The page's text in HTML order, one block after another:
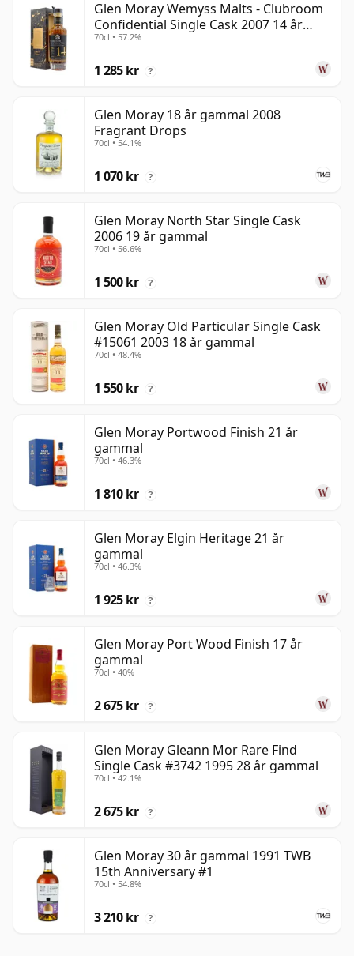
Glen Moray Wemyss Malts - Clubroom
Confidential Single Cask 2007 14 år
gammal
70cl • 57.2%
1 285 kr ?
Glen Moray 18 år gammal 2008
Fragrant Drops
70cl • 54.1%
1 070 kr ?
Glen Moray North Star Single Cask
2006 19 år gammal
70cl • 56.6%
1 500 kr ?
Glen Moray Old Particular Single Cask
#15061 2003 18 år gammal
70cl • 48.4%
1 550 kr ?
Glen Moray Portwood Finish 21 år
gammal
70cl • 46.3%
1 810 kr ?
Glen Moray Elgin Heritage 21 år
gammal
70cl • 46.3%
1 925 kr ?
Glen Moray Port Wood Finish 17 år
gammal
70cl • 40%
2 675 kr ?
Glen Moray Gleann Mor Rare Find
Single Cask #3742 1995 28 år gammal
70cl • 42.1%
2 675 kr ?
Glen Moray 30 år gammal 1991 TWB
15th Anniversary #1
70cl • 54.8%
3 210 kr ?